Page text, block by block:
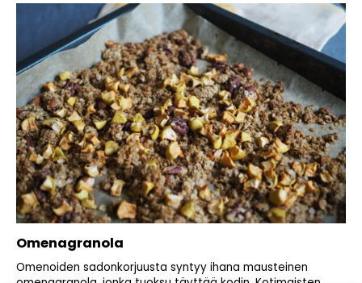
Omenagranola
Omenoiden sadonkorjuusta syntyy ihana mausteinen